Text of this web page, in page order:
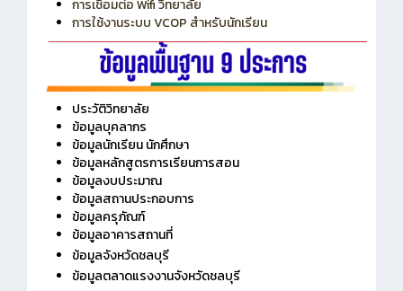
การเพิ่มรายวิชาเข้าแถวสำหรับครู
การเชื่อมต่อ Wifi วิทยาลัย
การใช้งานระบบ VCOP สำหรับนักเรียน
ประวัติวิทยาลัย
ข้อมูลบุคลากร
ข้อมูลนักเรียน นักศึกษา
ข้อมูลหลักสูตรการเรียนการสอน
ข้อมูลงบประมาณ
ข้อมูลสถานประกอบการ
ข้อมูลครุภัณฑ์
ข้อมูลอาคารสถานที่
ข้อมูลจังหวัดชลบุรี